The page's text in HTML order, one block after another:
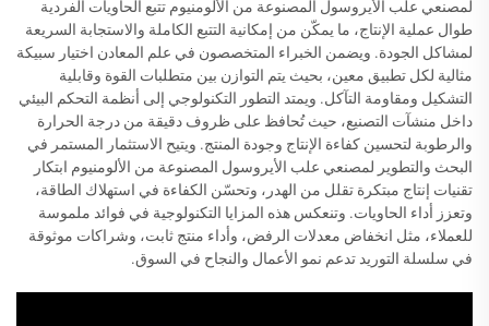
لمصنعي علب الأيروسول المصنوعة من الألومنيوم تتبع الحاويات الفردية
طوال عملية الإنتاج، ما يمكّن من إمكانية التتبع الكاملة والاستجابة السريعة
لمشاكل الجودة. ويضمن الخبراء المتخصصون في علم المعادن اختيار سبيكة
مثالية لكل تطبيق معين، بحيث يتم التوازن بين متطلبات القوة وقابلية
التشكيل ومقاومة التآكل. ويمتد التطور التكنولوجي إلى أنظمة التحكم البيئي
داخل منشآت التصنيع، حيث تُحافظ على ظروف دقيقة من درجة الحرارة
والرطوبة لتحسين كفاءة الإنتاج وجودة المنتج. ويتيح الاستثمار المستمر في
البحث والتطوير لمصنعي علب الأيروسول المصنوعة من الألومنيوم ابتكار
تقنيات إنتاج مبتكرة تقلل من الهدر، وتحسّن الكفاءة في استهلاك الطاقة،
وتعزز أداء الحاويات. وتنعكس هذه المزايا التكنولوجية في فوائد ملموسة
للعملاء، مثل انخفاض معدلات الرفض، وأداء منتج ثابت، وشراكات موثوقة
في سلسلة التوريد تدعم نمو الأعمال والنجاح في السوق.